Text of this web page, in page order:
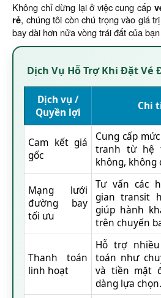
Không chỉ dừng lại ở việc cung cấp
rẻ, chúng tôi còn chú trọng vào giá
bay dài hơn nửa vòng trái đất của
Dịch Vụ Hỗ Trợ Khi Đặt Vé
Dịch vụ /
Quyền lợi
Chi
Cam kết giá
gốc
Cung cấp mức
tranh từ hệ
không, không
Mạng lưới
đường bay
tối ưu
Tư vấn các
gian transit
giúp hành
trên chuyến
Thanh toán
linh hoạt
Hỗ trợ
toán như
và tiền mặt
dàng lựa chọn.